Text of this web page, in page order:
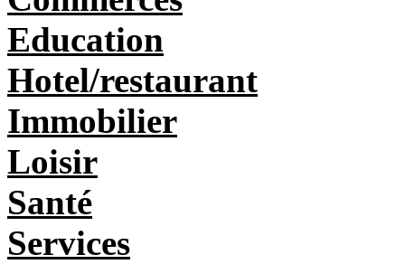
Education
Hotel/restaurant
Immobilier
Loisir
Santé
Services